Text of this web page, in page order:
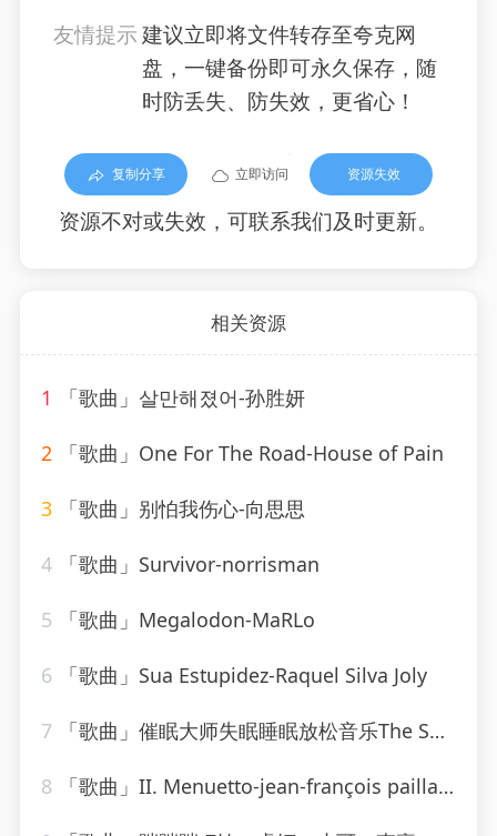
友情提示建议立即将文件转存至夸克网
盘，一键备份即可永久保存，随
时防丢失、防失效，更省心！
复制分享 立即访问 资源失效
资源不对或失效，可联系我们及时更新。
相关资源
1 「歌曲」살만해졌어-孙胜妍
2 「歌曲」One For The Road-House of Pain
3 「歌曲」别怕我伤心-向思思
4 「歌曲」Survivor-norrisman
5 「歌曲」Megalodon-MaRLo
6 「歌曲」Sua Estupidez-Raquel Silva Joly
7 「歌曲」催眠大师失眠睡眠放松音乐The Sally Gardens-海佳
8 「歌曲」II. Menuetto-jean-françois paillard